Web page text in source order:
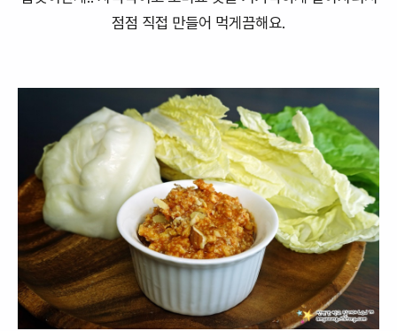
점점 직접 만들어 먹게끔해요.